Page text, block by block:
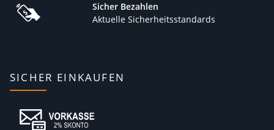
Sicher Bezahlen
Aktuelle Sicherheitsstandards
SICHER EINKAUFEN